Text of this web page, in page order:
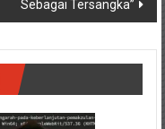
Sebagai Tersangka”